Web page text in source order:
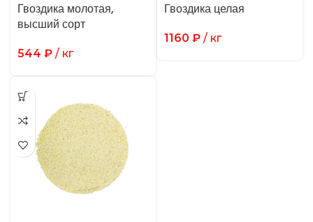
Гвоздика молотая,
высший сорт
544 ₽ / кг
Гвоздика целая
1160 ₽ / кг